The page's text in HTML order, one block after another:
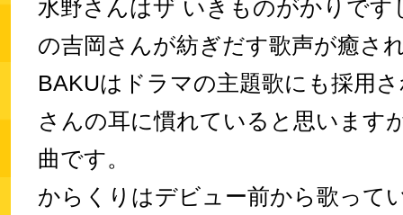
水野さんはザ いきものがかりです
の吉岡さんが紡ぎだす歌声が癒さ
BAKUはドラマの主題歌にも採用
さんの耳に慣れていると思います
曲です。
からくりはデビュー前から歌って